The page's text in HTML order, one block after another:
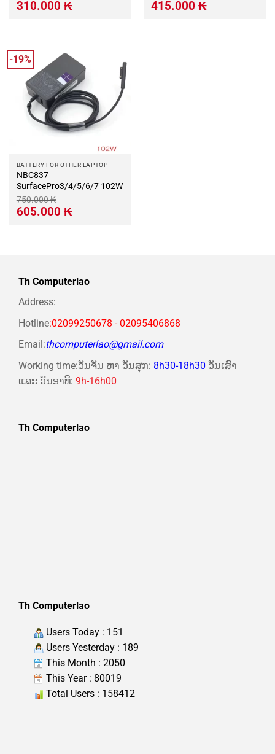
Giá
gốc
310.000 ₭Giá
hiện
Giá
gốc
415.000 ₭Giá
hiện
-19%
BATTERY FOR OTHER LAPTOP
NBC837
SurfacePro3/4/5/6/7 102W
750.000₭
Giá
gốc
605.000 ₭Giá
hiện
Th Computerlao
Address:
Hotline:02099250678 - 02095406868
Email:thcomputerlao@gmail.com
Working time:ວັນຈັນ ຫາ ວັນສຸກ: 8h30-18h30 ວັນເສົາ
ແລະ ວັນອາທີ: 9h-16h00
Th Computerlao
Th Computerlao
Users Today : 151
Users Yesterday : 189
This Month : 2050
This Year : 80019
Total Users : 158412